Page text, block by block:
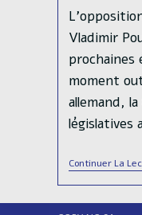
Vladimir
moment
allemand,
législatives
Continuer La